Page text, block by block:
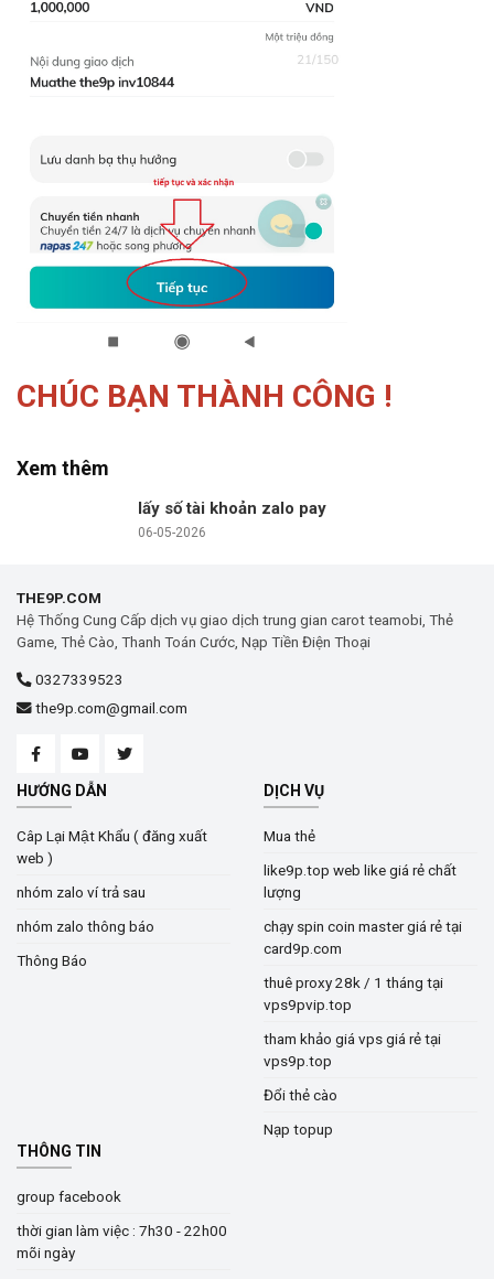
CHÚC BẠN THÀNH CÔNG !
Xem thêm
lấy số tài khoản zalo pay
06-05-2026
THE9P.COM
Hệ Thống Cung Cấp dịch vụ giao dịch trung gian carot teamobi, Thẻ
Game, Thẻ Cào, Thanh Toán Cước, Nạp Tiền Điện Thoại
0327339523
the9p.com@gmail.com
HƯỚNG DẪN
Câp Lại Mật Khẩu ( đăng xuất
web )
nhóm zalo ví trả sau
nhóm zalo thông báo
Thông Báo
DỊCH VỤ
Mua thẻ
like9p.top web like giá rẻ chất
lượng
chạy spin coin master giá rẻ tại
card9p.com
thuê proxy 28k / 1 tháng tại
vps9pvip.top
tham khảo giá vps giá rẻ tại
vps9p.top
Đổi thẻ cào
Nạp topup
THÔNG TIN
group facebook
thời gian làm việc : 7h30 - 22h00
mõi ngày